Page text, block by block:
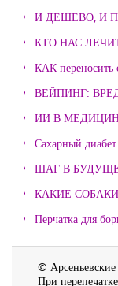
И ДЕШЕВО, И
КТО НАС
КАК переносить
ВЕЙПИНГ:
ИИ В
Сахарный
ШАГ В
КАКИЕ
Перчатка для
©
При